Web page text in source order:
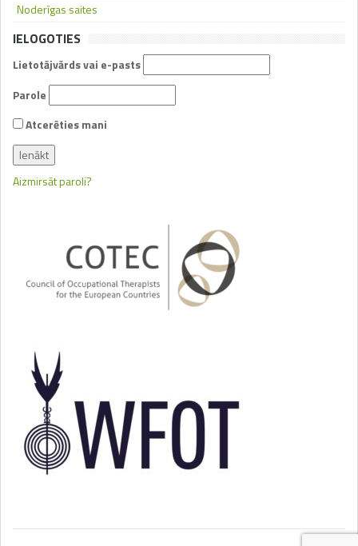
Noderīgas saites
IELOGOTIES
Lietotājvārds vai e-pasts
Parole
Atcerēties mani
Aizmirsāt paroli?